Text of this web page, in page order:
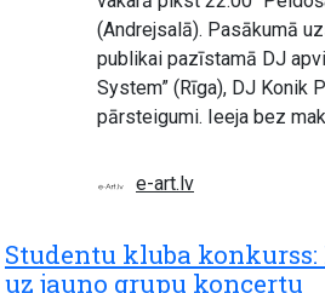
(Andrejsalā). Pasākumā
publikai pazīstamā DJ
System” (Rīga), DJ Konik
pārsteigumi. Ieeja bez
e-art.lv
Studentu kluba
uz jauno grupu koncertu